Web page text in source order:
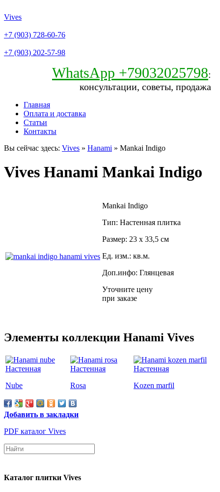
Vives
+7 (903) 728-60-76
+7 (903) 202-57-98
WhatsApp +79032025798:
консультации, советы, продажа
Главная
Оплата и доставка
Статьи
Контакты
Вы сейчас здесь: Vives » Hanami » Mankai Indigo
Vives Hanami Mankai Indigo
Mankai Indigo
Тип: Настенная плитка
Размер: 23 x 33,5 см
Ед. изм.: кв.м.
Доп.инфо: Глянцевая
Уточните цену
при заказе
Элементы коллекции Hanami Vives
Nube Rosa Kozen marfil
Добавить в закладки
PDF каталог Vives
Каталог плитки Vives